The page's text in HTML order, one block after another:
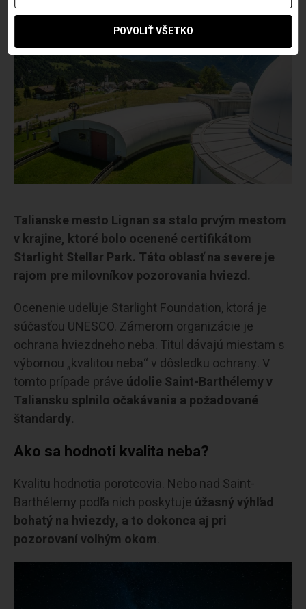
Talianske mesto Lignan sa stalo prvým mestom
v krajine, ktoré bolo ocenené certifikátom
Starlight Stellar Park. Táto oblasť na severe je
rajom pre milovníkov pozorovania hviezd.
Ocenenie udeľuje Starlight Foundation, ktorá je
súčasťou UNESCO. Zámerom organizácie je
ochrana hviezdneho neba. Titul dávajú miestam s
výbornou „kvalitou neba“ v dôsledku ochrany. V
tomto prípade práve údolie Saint-Barthélemy v
Taliansku splnilo očakávania a požadované
štandardy.
Ako sa hodnotí kvalita neba?
Kvalitu hodnotia porotcovia. Nebo nad Saint-
Barthélemy podľa nich poskytuje úžasný výhľad
bohatý na hviezdy, a to dokonca aj pri
pozorovaní voľným okom.
POVOLIŤ VŠETKO